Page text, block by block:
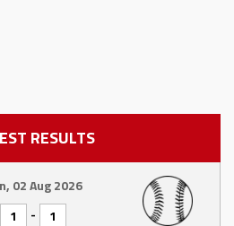
RESULTS
02 Aug 2026
1
- 1